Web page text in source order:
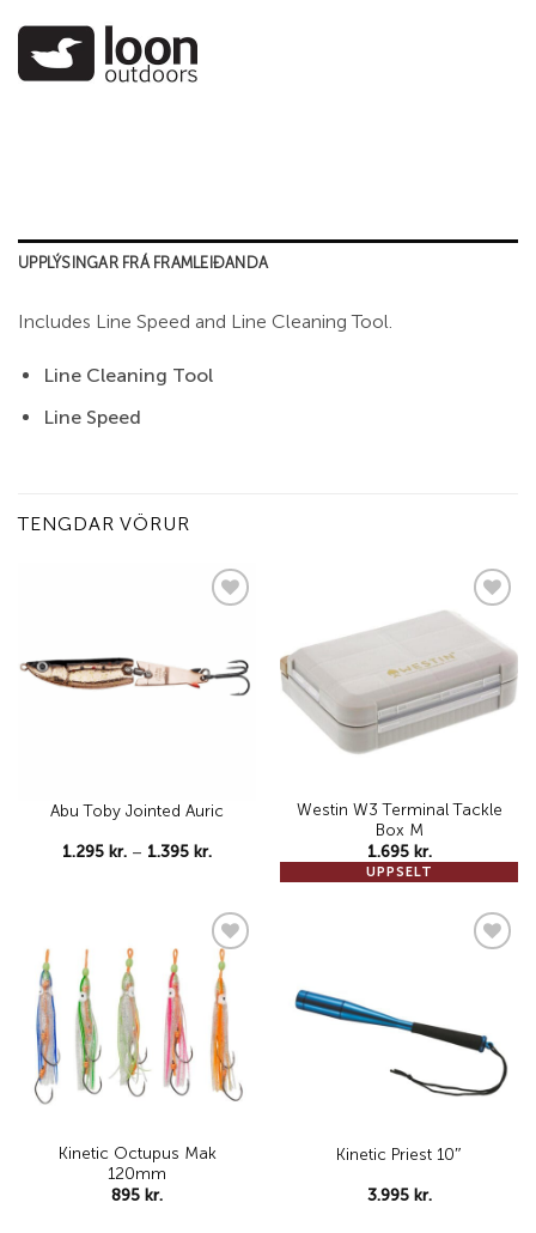
UPPLÝSINGAR FRÁ FRAMLEIÐANDA
Includes Line Speed and Line Cleaning Tool.
Line Cleaning Tool
Line Speed
TENGDAR VÖRUR
Abu Toby Jointed Auric
1.295 kr. – 1.395 kr.Price
1.395 kr.
Add to
wishlist
UPPSELT
Westin W3 Terminal Tackle
Box M
1.695 kr.
Add to
wishlist
Kinetic Octupus Mak
120mm
895 kr.
Kinetic Priest 10″
3.995 kr.